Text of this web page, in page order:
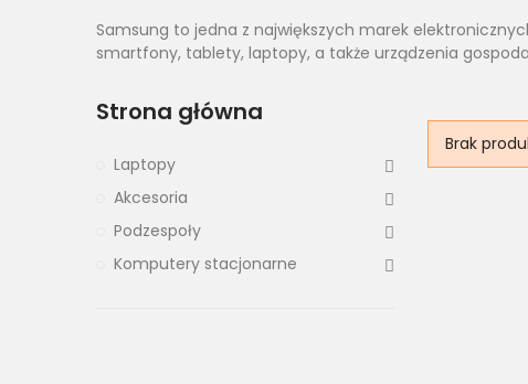
Samsung to jedna z największych marek
smartfony, tablety, laptopy, a także urządzenia
Brak
Strona główna
Laptopy
Akcesoria
Podzespoły
Komputery stacjonarne